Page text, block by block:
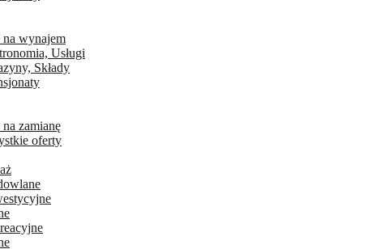
wynajem
Usługi
Składy
zamianę
oferty